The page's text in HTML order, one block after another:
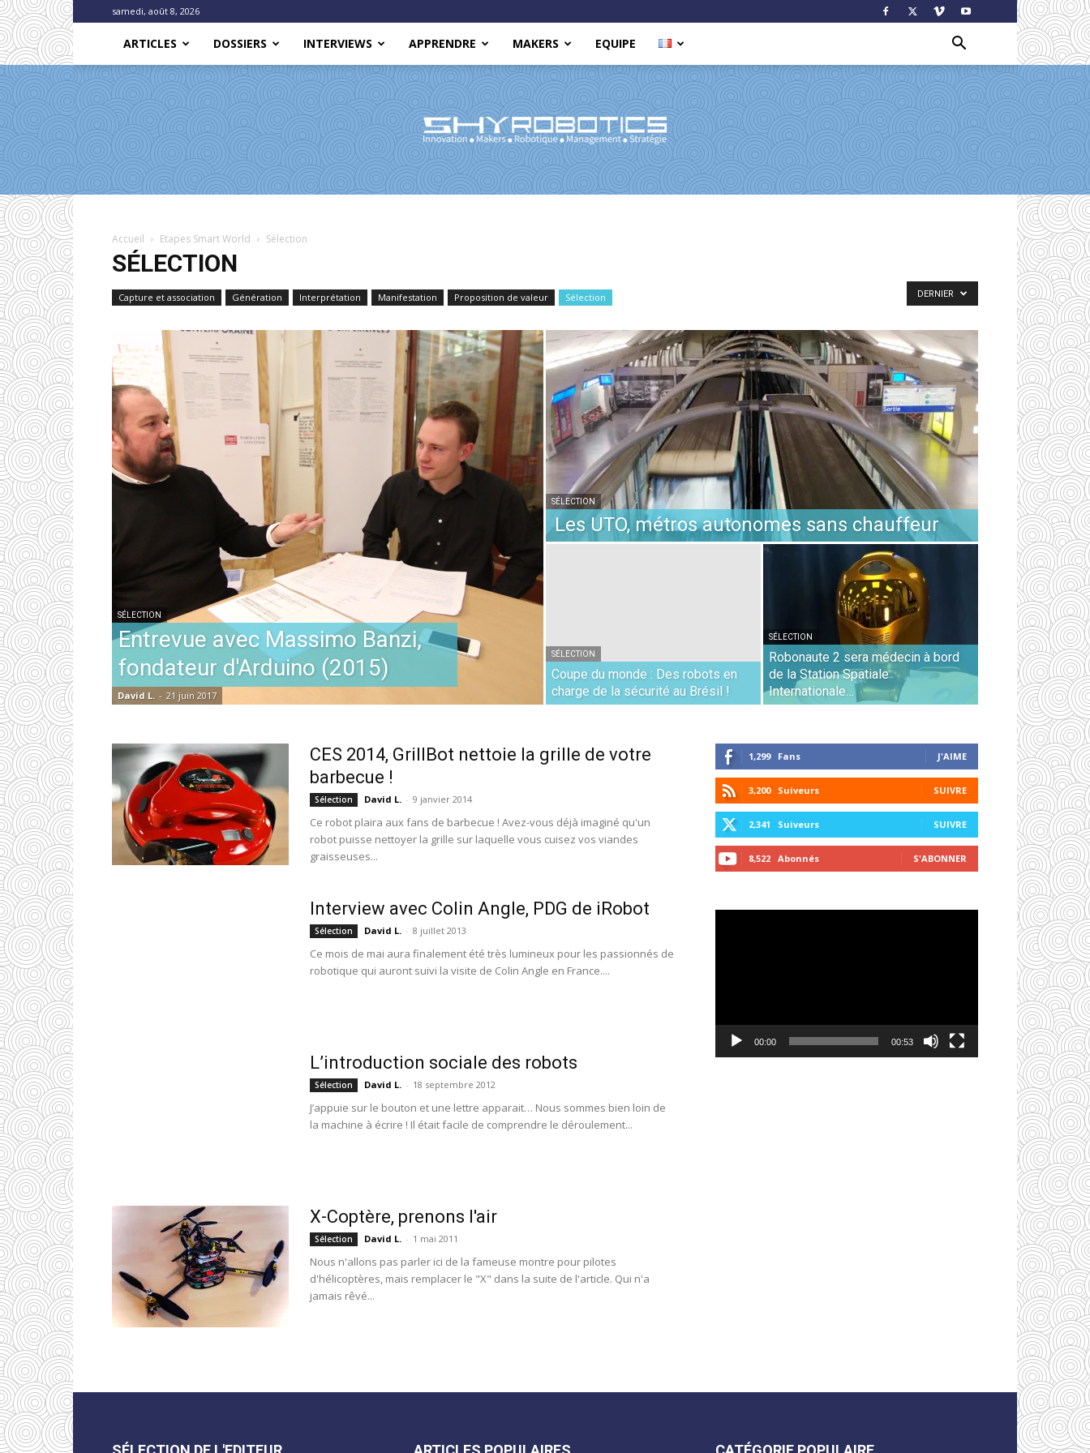
samedi, août 8, 2026
ARTICLES DOSSIERS INTERVIEWS APPRENDRE MAKERS EQUIPE
Robotics
Accueil Etapes Smart World Sélection
SÉLECTION
Capture et association Génération Interprétation Manifestation Proposition de valeur Sélection DERNIER
SÉLECTION
Entrevue avec Massimo Banzi,
fondateur d'Arduino (2015)
David L. - 21 juin 2017
SÉLECTION
Les UTO, métros autonomes sans chauffeur
SÉLECTION
Coupe du monde : Des robots en
charge de la sécurité au Brésil !
SÉLECTION
Robonaute 2 sera médecin à bord
de la Station Spatiale
Internationale…
CES 2014, GrillBot nettoie la grille de votre
barbecue !
Sélection David L. - 9 janvier 2014
Ce robot plaira aux fans de barbecue ! Avez-vous déjà imaginé qu'un
robot puisse nettoyer la grille sur laquelle vous cuisez vos viandes
graisseuses...
Interview avec Colin Angle, PDG de iRobot
Sélection David L. - 8 juillet 2013
Ce mois de mai aura finalement été très lumineux pour les passionnés de
robotique qui auront suivi la visite de Colin Angle en France....
L’introduction sociale des robots
Sélection David L. - 18 septembre 2012
J’appuie sur le bouton et une lettre apparait… Nous sommes bien loin de
la machine à écrire ! Il était facile de comprendre le déroulement...
X-Coptère, prenons l'air
Sélection David L. - 1 mai 2011
Nous n'allons pas parler ici de la fameuse montre pour pilotes
d'hélicoptères, mais remplacer le "X" dans la suite de l'article. Qui n'a
jamais rêvé...
1,299 Fans J'AIME
3,200 Suiveurs SUIVRE
2,341 Suiveurs SUIVRE
8,522 Abonnés S'ABONNER
00:00 00:53